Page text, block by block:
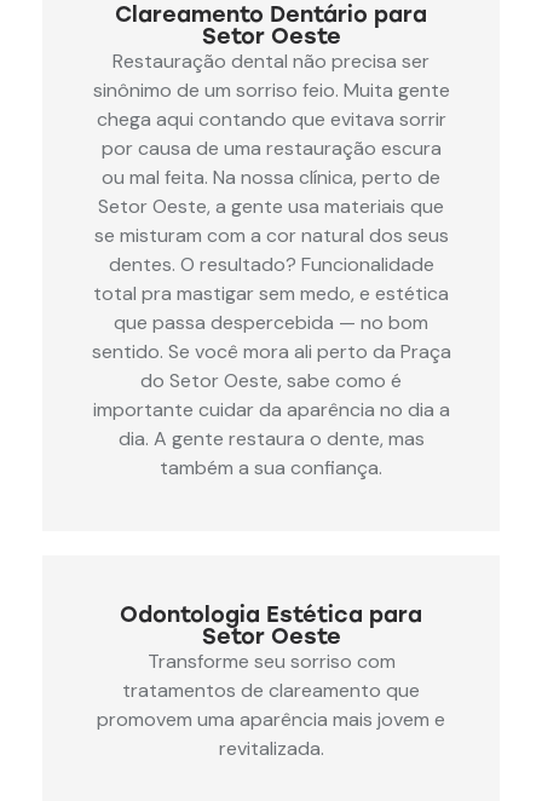
Clareamento Dentário para
Setor Oeste
Restauração dental não precisa ser
sinônimo de um sorriso feio. Muita gente
chega aqui contando que evitava sorrir
por causa de uma restauração escura
ou mal feita. Na nossa clínica, perto de
Setor Oeste, a gente usa materiais que
se misturam com a cor natural dos seus
dentes. O resultado? Funcionalidade
total pra mastigar sem medo, e estética
que passa despercebida — no bom
sentido. Se você mora ali perto da Praça
do Setor Oeste, sabe como é
importante cuidar da aparência no dia a
dia. A gente restaura o dente, mas
também a sua confiança.
Odontologia Estética para
Setor Oeste
Transforme seu sorriso com
tratamentos de clareamento que
promovem uma aparência mais jovem e
revitalizada.